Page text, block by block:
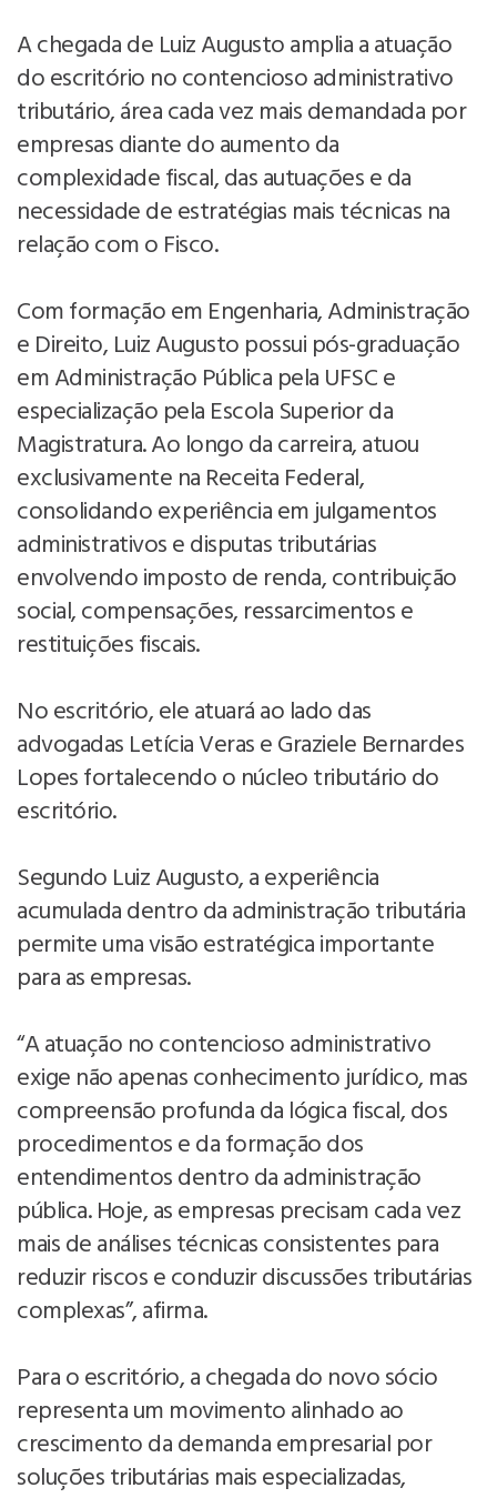
A chegada de Luiz Augusto amplia a atuação
do escritório no contencioso administrativo
tributário, área cada vez mais demandada por
empresas diante do aumento da
complexidade fiscal, das autuações e da
necessidade de estratégias mais técnicas na
relação com o Fisco.
Com formação em Engenharia, Administração
e Direito, Luiz Augusto possui pós-graduação
em Administração Pública pela UFSC e
especialização pela Escola Superior da
Magistratura. Ao longo da carreira, atuou
exclusivamente na Receita Federal,
consolidando experiência em julgamentos
administrativos e disputas tributárias
envolvendo imposto de renda, contribuição
social, compensações, ressarcimentos e
restituições fiscais.
No escritório, ele atuará ao lado das
advogadas Letícia Veras e Graziele Bernardes
Lopes fortalecendo o núcleo tributário do
escritório.
Segundo Luiz Augusto, a experiência
acumulada dentro da administração tributária
permite uma visão estratégica importante
para as empresas.
“A atuação no contencioso administrativo
exige não apenas conhecimento jurídico, mas
compreensão profunda da lógica fiscal, dos
procedimentos e da formação dos
entendimentos dentro da administração
pública. Hoje, as empresas precisam cada vez
mais de análises técnicas consistentes para
reduzir riscos e conduzir discussões tributárias
complexas”, afirma.
Para o escritório, a chegada do novo sócio
representa um movimento alinhado ao
crescimento da demanda empresarial por
soluções tributárias mais especializadas,